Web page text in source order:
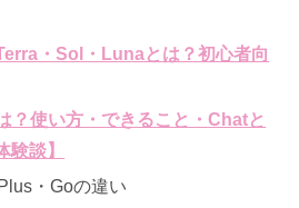
・Sol・Lunaとは？初心者向
？使い方・できること・Chatと
験談】
・Goの違い